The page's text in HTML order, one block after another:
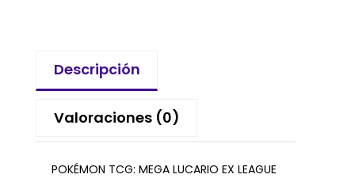
Descripción
Valoraciones (0)
POKÉMON TCG: MEGA LUCARIO EX LEAGUE